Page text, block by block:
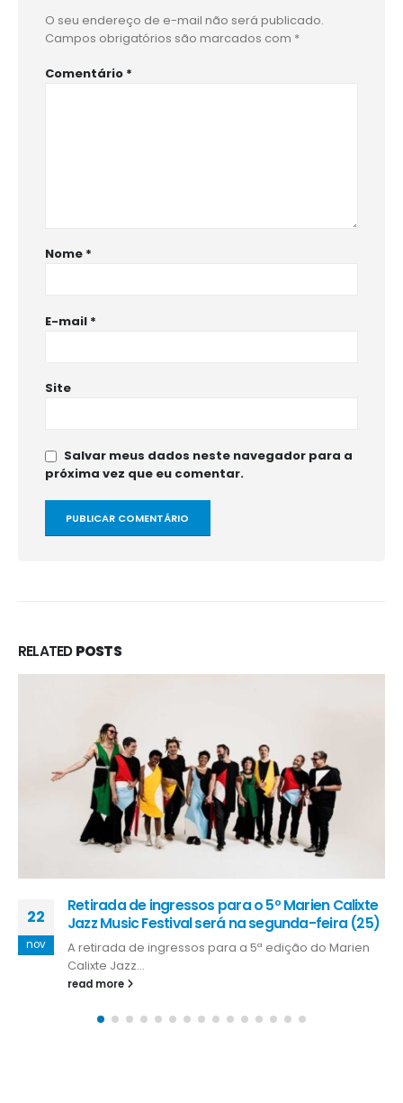
O seu endereço de e-mail não será publicado.
Campos obrigatórios são marcados com *
Comentário *
Nome *
E-mail *
Site
Salvar meus dados neste navegador para a
próxima vez que eu comentar.
RELATEDPOSTS
22
nov
Retirada de ingressos para o 5º Marien Calixte
Jazz Music Festival será na segunda-feira (25)
A retirada de ingressos para a 5ª edição do Marien
Calixte Jazz...
read more